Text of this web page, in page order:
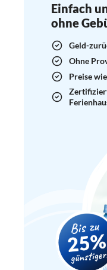
Einfach
ohne
Geld-
Ohne
Preise